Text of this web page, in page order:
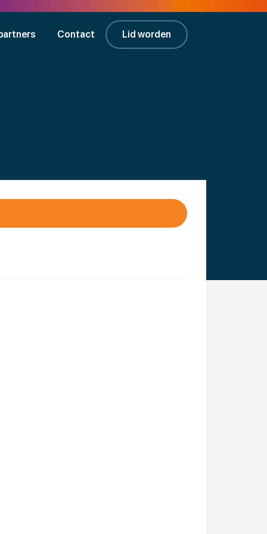
Contact Lid worden